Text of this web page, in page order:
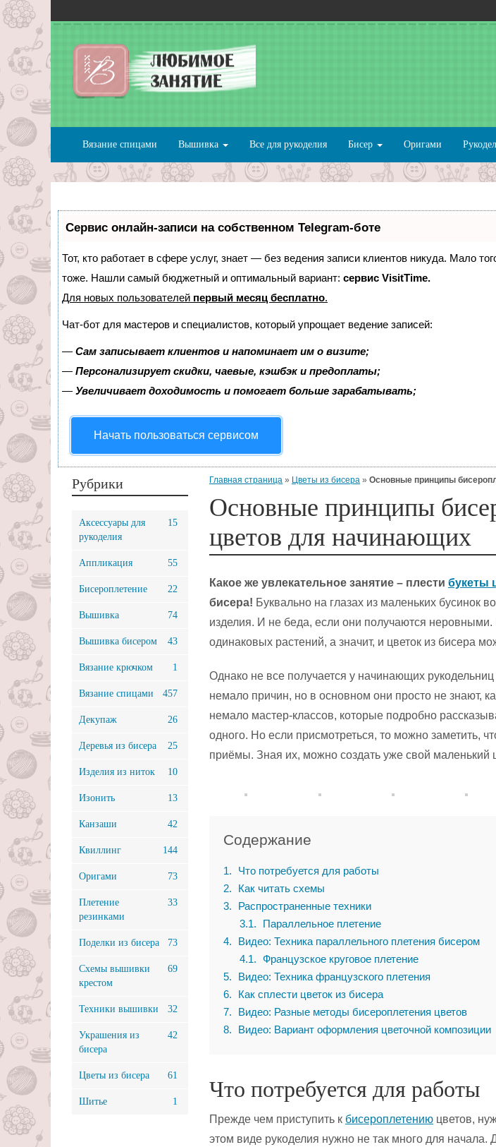
Вязание спицами Вышивка Все для рукоделия Бисер Оригами
Сервис онлайн-записи на собственном Telegram-боте
Тот, кто работает в сфере услуг, знает — без ведения записи клиентов никуда. Мало
тоже. Нашли самый бюджетный и оптимальный вариант: сервис VisitTime.
Для новых пользователей первый месяц бесплатно.
Чат-бот для мастеров и специалистов, который упрощает ведение записей:
— Сам записывает клиентов и напоминает им о визите;
— Персонализирует скидки, чаевые, кэшбэк и предоплаты;
— Увеличивает доходимость и помогает больше зарабатывать;
Начать пользоваться сервисом
Главная страница » Цветы из бисера » Основные принципы
Основные принципы
цветов для начинающих
Какое же увлекательное занятие – плести букеты
бисера! Буквально на глазах из маленьких бусинок
изделия. И не беда, если они получаются неровными.
одинаковых растений, а значит, и цветок из бисера
Однако не все получается у начинающих
немало причин, но в основном они просто не знают,
немало мастер-классов, которые подробно
одного. Но если присмотреться, то можно заметить,
приёмы. Зная их, можно создать уже свой маленький
Содержание
1
Что потребуется для работы
2
Как читать схемы
3
Распространенные техники
3.1
Параллельное плетение
4
Видео: Техника параллельного плетения бисером
4.1
Французское круговое плетение
5
Видео: Техника французского плетения
6
Как сплести цветок из бисера
7
Видео: Разные методы бисероплетения цветов
8
Видео: Вариант оформления цветочной композиции
Что потребуется для работы
Прежде чем приступить к бисероплетению цветов,
этом виде рукоделия нужно не так много для начала.
Рубрики
Аксессуары для
рукоделия
15
Аппликация 55
Бисероплетение 22
Вышивка 74
Вышивка бисером 43
Вязание крючком 1
Вязание спицами 457
Декупаж 26
Деревья из бисера 25
Изделия из ниток 10
Изонить 13
Канзаши 42
Квиллинг 144
Оригами 73
Плетение
резинками
33
Поделки из бисера 73
Схемы вышивки
крестом
69
Техники вышивки 32
Украшения из
бисера
42
Цветы из бисера 61
Шитье 1